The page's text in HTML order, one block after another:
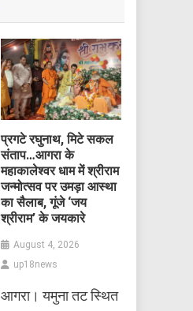
प्रगटे रघुनाथ, मिटे सकल
संताप…आगरा के
महाकालेश्वर धाम में श्रीराम
जन्मोत्सव पर उमड़ा आस्था
का सैलाब, गूंजे ‘जय
श्रीराम’ के जयकारे
August 4, 2026
up18news
आगरा। यमुना तट स्थित